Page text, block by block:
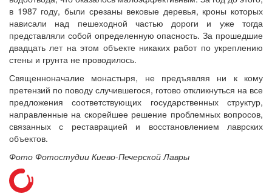
в 1987 году, были срезаны вековые деревья, кроны которых
нависали над пешеходной частью дороги и уже тогда
представляли собой определенную опасность. За прошедшие
двадцать лет на этом объекте никаких работ по укреплению
стены и грунта не проводилось.
Священноначалие монастыря, не предъявляя ни к кому
претензий по поводу случившегося, готово откликнуться на все
предложения соответствующих государственных структур,
направленные на скорейшее решение проблемных вопросов,
связанных с реставрацией и восстановлением лаврских
объектов.
Фото Фотостудии Киево-Печерской Лавры